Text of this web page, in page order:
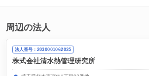
周辺の法人
法人番号：2030001062035
株式会社清水熱管理研究所